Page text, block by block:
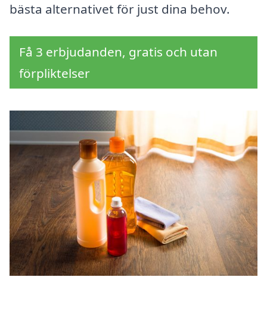
bästa alternativet för just dina behov.
Få 3 erbjudanden, gratis och utan
förpliktelser